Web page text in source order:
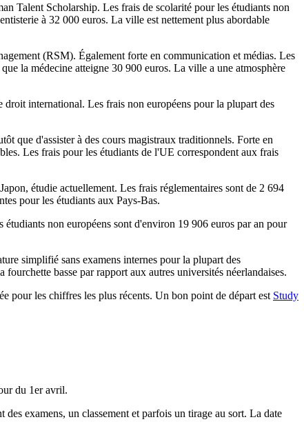
Talent Scholarship. Les frais de scolarité pour les étudiants non
à 32 000 euros. La ville est nettement plus abordable
(RSM). Également forte en communication et médias. Les
la médecine atteigne 30 900 euros. La ville a une atmosphère
international. Les frais non européens pour la plupart des
que d'assister à des cours magistraux traditionnels. Forte en
Les frais pour les étudiants de l'UE correspondent aux frais
étudie actuellement. Les frais réglementaires sont de 2 694
pour les étudiants aux Pays-Bas.
non européens sont d'environ 19 906 euros par an pour
simplifié sans examens internes pour la plupart des
basse par rapport aux autres universités néerlandaises.
pour les chiffres les plus récents. Un bon point de départ est Study
du 1er avril.
examens, un classement et parfois un tirage au sort. La date